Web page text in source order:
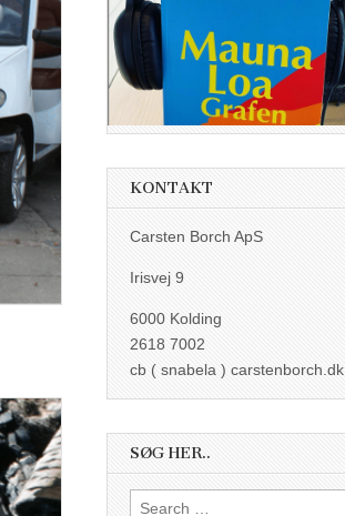
KONTAKT
Carsten Borch ApS
Irisvej 9
6000 Kolding
2618 7002
cb ( snabela ) carstenborch.dk
SØG HER..
Search